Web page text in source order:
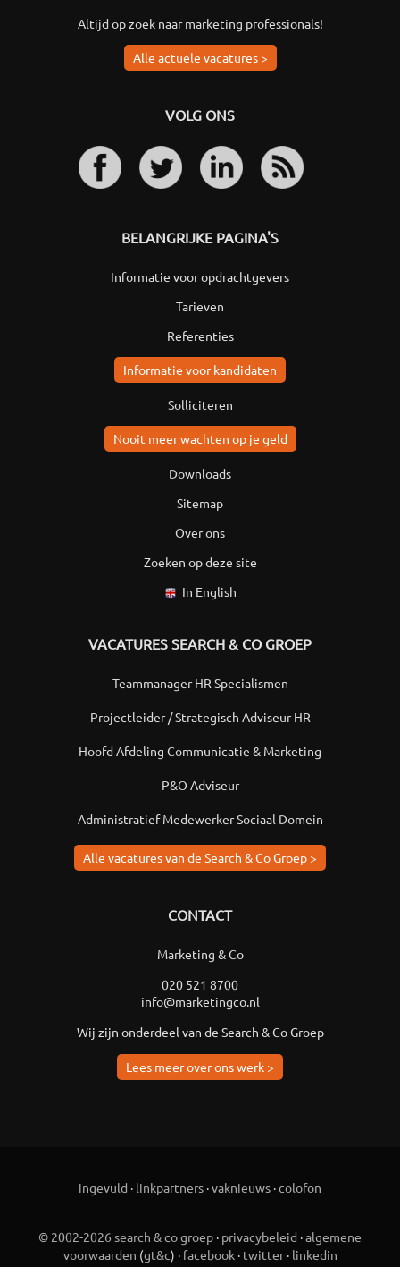
Altijd op zoek naar marketing professionals!
Alle actuele vacatures >
VOLG ONS
BELANGRIJKE PAGINA'S
Informatie voor opdrachtgevers
Tarieven
Referenties
Informatie voor kandidaten
Solliciteren
Nooit meer wachten op je geld
Downloads
Sitemap
Over ons
Zoeken op deze site
In English
VACATURES SEARCH & CO GROEP
Teammanager HR Specialismen
Projectleider / Strategisch Adviseur HR
Hoofd Afdeling Communicatie & Marketing
P&O Adviseur
Administratief Medewerker Sociaal Domein
Alle vacatures van de Search & Co Groep >
CONTACT
Marketing & Co
020 521 8700
info@marketingco.nl
Wij zijn onderdeel van de Search & Co Groep
Lees meer over ons werk >
ingevuld · linkpartners ·vaknieuws ·colofon
© 2002-2026 search & co groep · privacybeleid ·algemene
voorwaarden (gt&c) · facebook· twitter· linkedin